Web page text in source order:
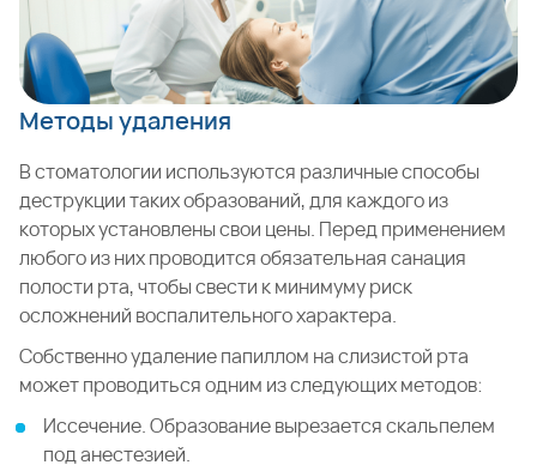
Методы удаления
В стоматологии используются различные способы
деструкции таких образований, для каждого из
которых установлены свои цены. Перед применением
любого из них проводится обязательная санация
полости рта, чтобы свести к минимуму риск
осложнений воспалительного характера.
Собственно удаление папиллом на слизистой рта
может проводиться одним из следующих методов:
Иссечение. Образование вырезается скальпелем
под анестезией.